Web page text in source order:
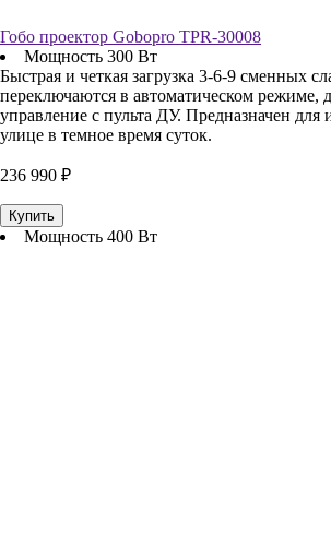
Гобо проектор Gobopro TPR-30008
Мощность 300 Вт
Быстрая и четкая загрузка 3-6-9 сменных
переключаются в автоматическом режиме,
управление с пульта ДУ. Предназначен для
улице в темное время суток.
236 990 ₽
Купить
Мощность 400 Вт